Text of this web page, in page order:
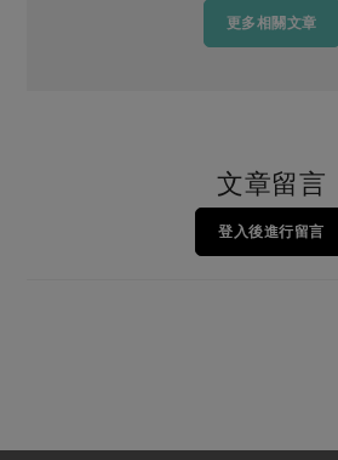
更多相關文章
文章留言
登入後進行留言